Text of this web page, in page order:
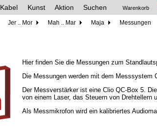
Kabel Kunst Aktion Suchen Warenkorb
Jer .. Mor Mah .. Mar Maja Messungen
Hier finden Sie die Messungen zum
Die Messungen werden mit dem Messsystem
Der Messverstärker ist eine Clio QC-Box 5.
von einem Laser, das Steuern von Drehtellern
Als Messmikrofon wird ein kalibriertes